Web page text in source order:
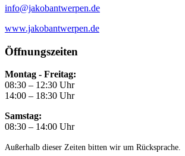
info@jakobantwerpen.de
www.jakobantwerpen.de
Öffnungszeiten
Montag - Freitag:
08:30 – 12:30 Uhr
14:00 – 18:30 Uhr
Samstag:
08:30 – 14:00 Uhr
Außerhalb dieser Zeiten bitten wir um Rücksprache.